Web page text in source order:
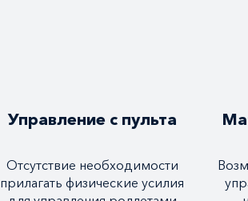
Управление с пульта
Отсутствие необходимости
прилагать физические усилия